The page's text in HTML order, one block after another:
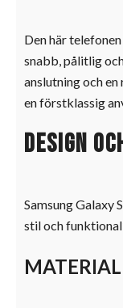
Den här
snabb, pålitlig
anslutning och
en förstklassig
Design
Samsung Galaxy
stil och